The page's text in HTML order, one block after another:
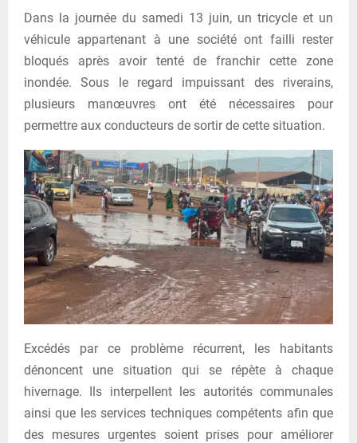
Dans la journée du samedi 13 juin, un tricycle et un
véhicule appartenant à une société ont failli rester
bloqués après avoir tenté de franchir cette zone
inondée. Sous le regard impuissant des riverains,
plusieurs manœuvres ont été nécessaires pour
permettre aux conducteurs de sortir de cette situation.
Excédés par ce problème récurrent, les habitants
dénoncent une situation qui se répète à chaque
hivernage. Ils interpellent les autorités communales
ainsi que les services techniques compétents afin que
des mesures urgentes soient prises pour améliorer